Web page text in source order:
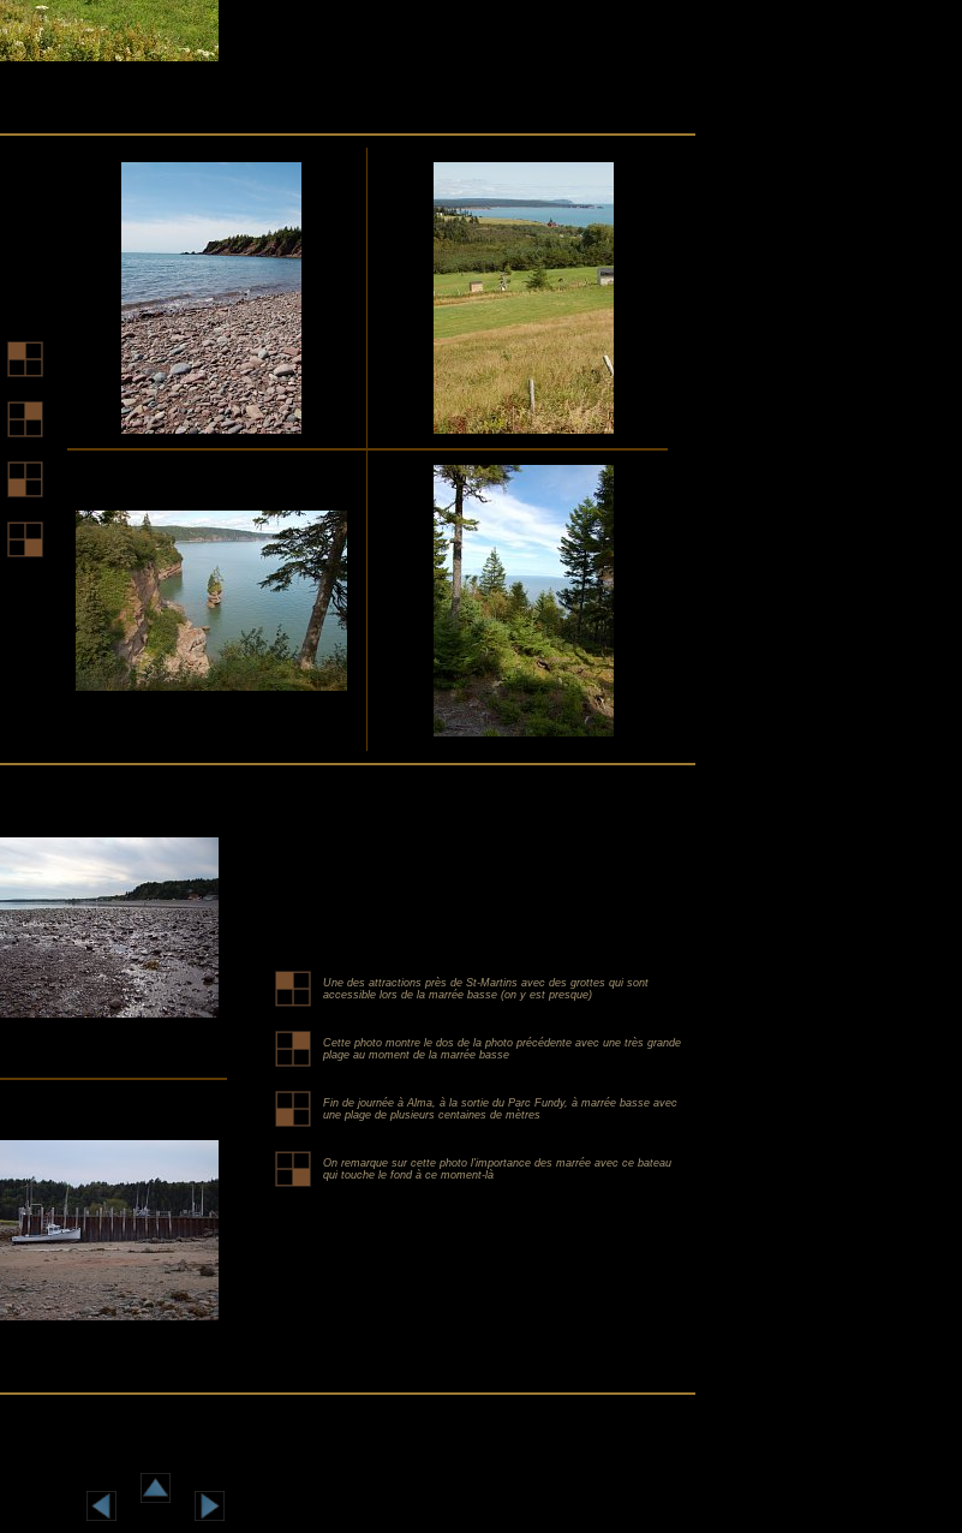
Une des attractions près de St-Martins avec des grottes qui sont
accessible lors de la marrée basse (on y est presque)
Cette photo montre le dos de la photo précédente avec une très grande
plage au moment de la marrée basse
Fin de journée à Alma, à la sortie du Parc Fundy, à marrée basse avec
une plage de plusieurs centaines de mètres
On remarque sur cette photo l'importance des marrée avec ce bateau
qui touche le fond à ce moment-là